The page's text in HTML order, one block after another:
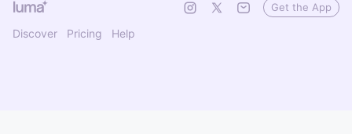
Discover Pricing Help
Get the App